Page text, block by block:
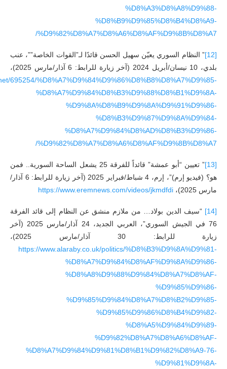
%D8%A3%D8%A8%D9%88-
%D8%B9%D9%85%D8%B4%D8%A9-
%D9%82%D8%A7%D8%A6%D8%AF%D9%8B%D8%A7/
[12]
” النظام السوري يعيّن سهيل الحسن قائدًا لـ”القوات الخاصة””، عنب
بلدي، 10 نيسان/أبريل 2024 (آخر زيارة للرابط: 6 آذار/مارس 2025)،
695254/%D8%A7%D9%84%D9%86%D8%B8%D8%A7%D9%85-
%D8%A7%D9%84%D8%B3%D9%88%D8%B1%D9%8A-
%D9%8A%D8%B9%D9%8A%D9%91%D9%86-
%D8%B3%D9%87%D9%8A%D9%84-
%D8%A7%D9%84%D8%AD%D8%B3%D9%86-
%D9%82%D8%A7%D8%A6%D8%AF%D9%8B%D8%A7/
[13]
” تعيين “أبو عمشة” قائداً للفرقة 25 يشعل الساحة السورية.. فمن
هو؟ (فيديو إرم)”، إرم، 4 شباط/فبراير 2025 (آخر زيارة للرابط: 6 آذار/
مارس 2025)،
https://www.eremnews.com/videos/jkmdfdi
[14]
“سيف الدين بولاد… من ملازم منشق عن النظام إلى قائد الفرقة
76 في الجيش السوري”، العربي الجديد، 24 آذار/مارس 2025 (آخر
زيارة للرابط: 30 آذار/مارس 2025)،
https://www.alaraby.co.uk/politics/%D8%B3%D9%8A%D9%81-
%D8%A7%D9%84%D8%AF%D9%8A%D9%86-
%D8%A8%D9%88%D9%84%D8%A7%D8%AF-
%D9%85%D9%86-
%D9%85%D9%84%D8%A7%D8%B2%D9%85-
%D9%85%D9%86%D8%B4%D9%82-
%D8%A5%D9%84%D9%89-
%D9%82%D8%A7%D8%A6%D8%AF-
%D8%A7%D9%84%D9%81%D8%B1%D9%82%D8%A9-76-
%D9%81%D9%8A-